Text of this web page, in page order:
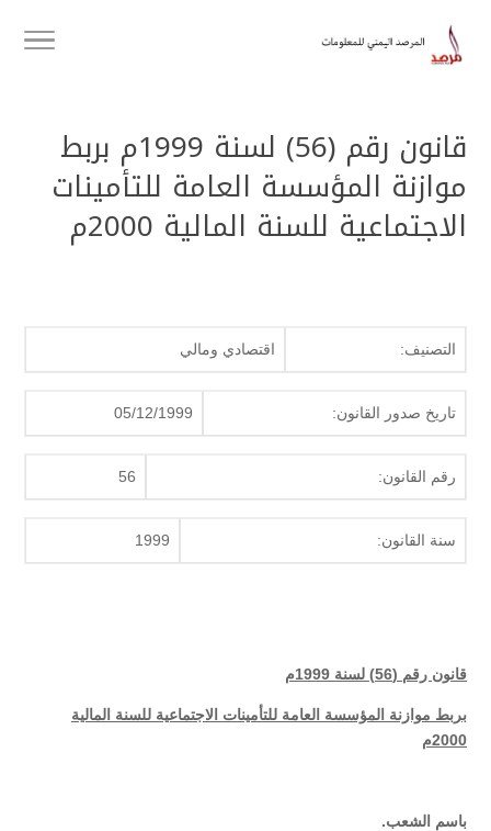
قانون رقم (56) لسنة 1999م بربط
موازنة المؤسسة العامة للتأمينات
الاجتماعية للسنة المالية 2000م
التصنيف: اقتصادي ومالي
تاريخ صدور القانون: 05/12/1999
رقم القانون: 56
سنة القانون: 1999
قانون رقم (56) لسنة 1999م
بربط موازنة المؤسسة العامة للتأمينات الاجتماعية للسنة المالية
2000م
باسم الشعب.